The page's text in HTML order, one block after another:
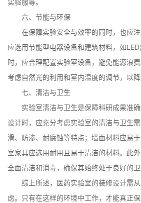
实验服等。
六、节能与环保
在保障实验安全与效率的同时，也应
应选用节能型电器设备和建筑材料，如
时，应合理配置实验室设备，避免能源浪
考虑自然光的利用和室内温度的调节，以降
七、清洁与卫生
实验室清洁与卫生是保障科研成果准
设计时，应充分考虑实验室的清洁与卫生
滑、防渗、耐腐蚀等特点；墙面材料应易
室家具应选用耐用且易于清洁的材料。此
全面清洁和消毒，确保其始终处于良好的卫
综上所述，医药实验室的装修设计需
虑。只有在这样的环境中工作，才能真正